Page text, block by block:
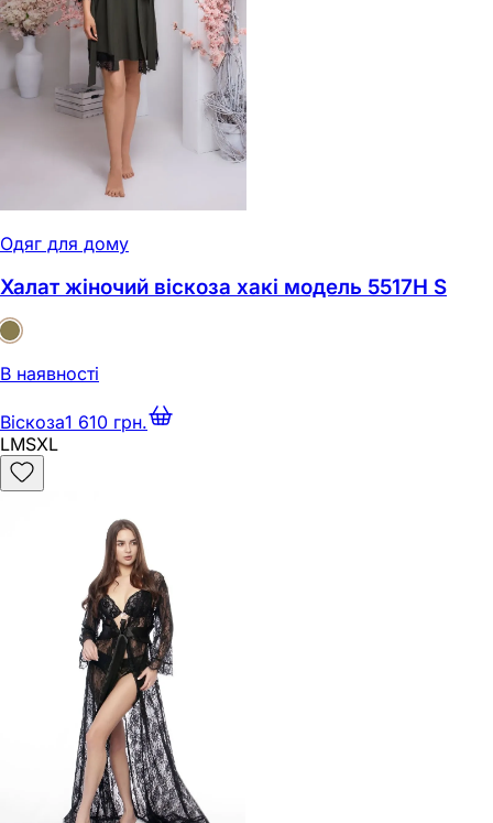
Одяг для дому
Халат жіночий віскоза хакі модель 5517Н S
В наявності
Віскоза1 610 грн.
LMSXL